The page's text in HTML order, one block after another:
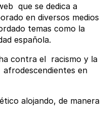
que se dedica a
en diversos medios
temas como la
española.
contra el racismo y la
afrodescendientes en
alojando, de manera